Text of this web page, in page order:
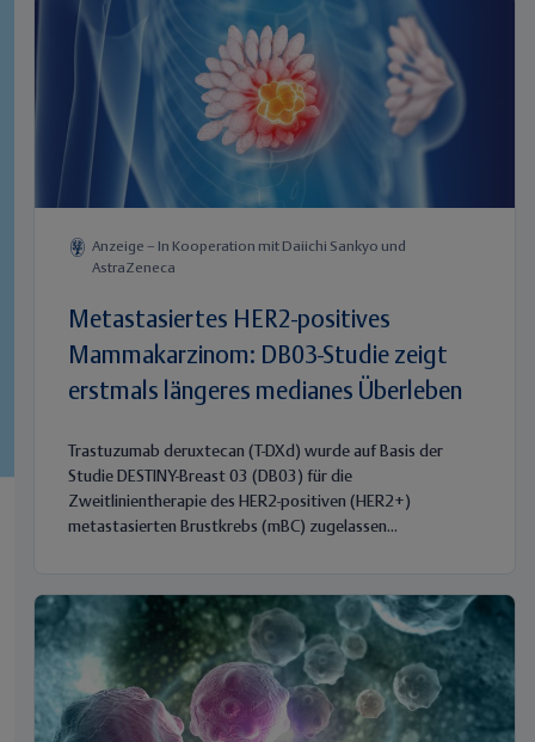
Anzeige – In Kooperation mit Daiichi Sankyo und
AstraZeneca
Metastasiertes HER2-positives
Mammakarzinom: DB03-Studie zeigt
erstmals längeres medianes Überleben
Trastuzumab deruxtecan (T-DXd) wurde auf Basis der
Studie DESTINY-Breast 03 (DB03) für die
Zweitlinientherapie des HER2-positiven (HER2+)
metastasierten Brustkrebs (mBC) zugelassen...